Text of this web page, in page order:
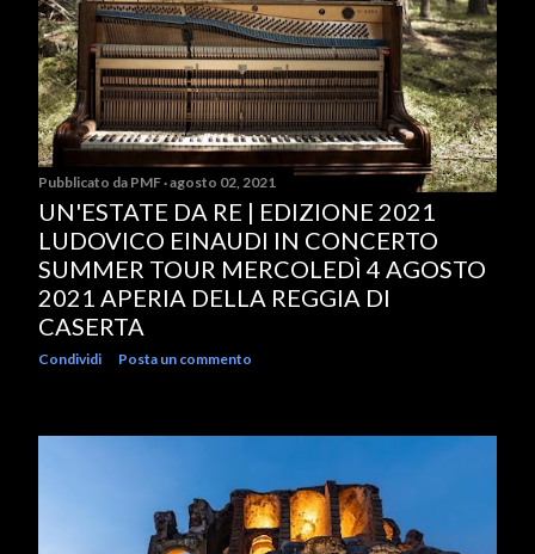
Pubblicato da PMF agosto 02, 2021
UN'ESTATE DA RE | EDIZIONE 2021
LUDOVICO EINAUDI IN CONCERTO
SUMMER TOUR MERCOLEDÌ 4 AGOSTO
2021 APERIA DELLA REGGIA DI
CASERTA
Condividi Posta un commento